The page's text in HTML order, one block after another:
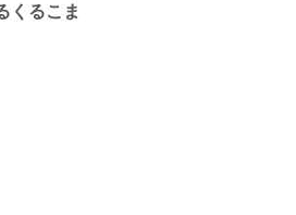
くるこま